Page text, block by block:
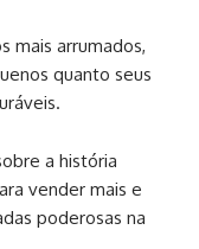
mais arrumados,
quanto seus
a história
vender mais e
poderosas na